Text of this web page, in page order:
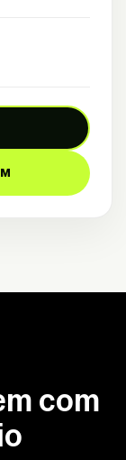
com